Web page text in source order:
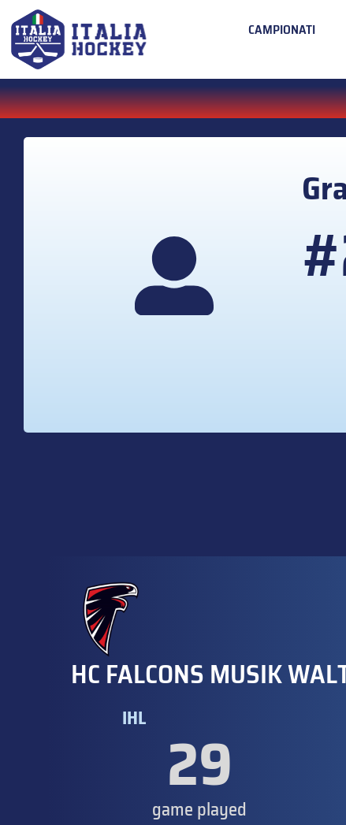
CAMPIONATI
HC FALCONS MUSIK
IHL 29
game played